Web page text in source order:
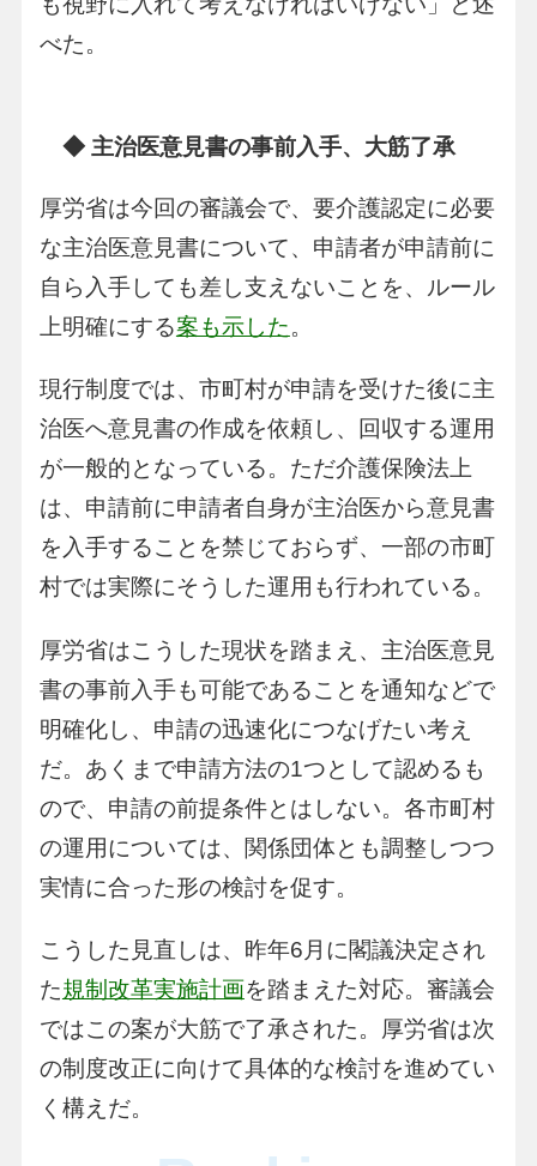
べた。
◆ 主治医意見書の事前入手、大筋了承
厚労省は今回の審議会で、要介護認定に必要
な主治医意見書について、申請者が申請前に
自ら入手しても差し支えないことを、ルール
上明確にする案も示した。
現行制度では、市町村が申請を受けた後に主
治医へ意見書の作成を依頼し、回収する運用
が一般的となっている。ただ介護保険法上
は、申請前に申請者自身が主治医から意見書
を入手することを禁じておらず、一部の市町
村では実際にそうした運用も行われている。
厚労省はこうした現状を踏まえ、主治医意見
書の事前入手も可能であることを通知などで
明確化し、申請の迅速化につなげたい考え
だ。あくまで申請方法の1つとして認めるも
ので、申請の前提条件とはしない。各市町村
の運用については、関係団体とも調整しつつ
実情に合った形の検討を促す。
こうした見直しは、昨年6月に閣議決定され
た規制改革実施計画を踏まえた対応。審議会
ではこの案が大筋で了承された。厚労省は次
の制度改正に向けて具体的な検討を進めてい
く構えだ。